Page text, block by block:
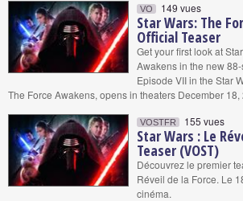
VO 149 vues
Star Wars: The
Official Teaser
Get your first look at
Awakens in the new
Episode VII in the Star
The Force Awakens, opens in theaters December 18,
VOSTFR 155 vues
Star Wars : Le
Teaser (VOST)
Découvrez le premier
Réveil de la Force. Le
cinéma.